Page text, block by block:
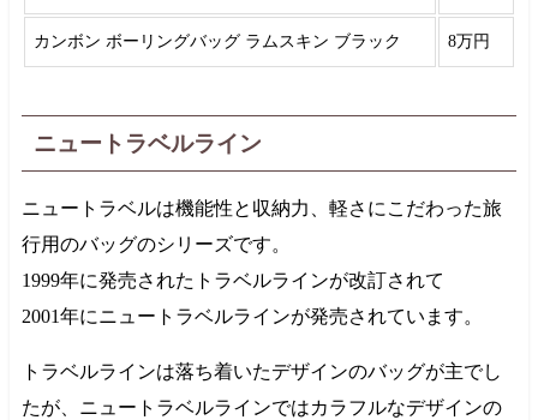
カンボン ボーリングバッグ ラムスキン ブラック 8万円
ニュートラベルライン
ニュートラベルは機能性と収納力、軽さにこだわった旅
行用のバッグのシリーズです。
1999年に発売されたトラベルラインが改訂されて
2001年にニュートラベルラインが発売されています。
トラベルラインは落ち着いたデザインのバッグが主でし
たが、ニュートラベルラインではカラフルなデザインの